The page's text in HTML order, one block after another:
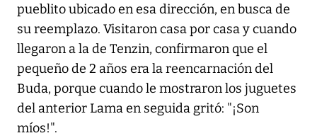
pueblito ubicado en esa dirección, en busca de
su reemplazo. Visitaron casa por casa y cuando
llegaron a la de Tenzin, confirmaron que el
pequeño de 2 años era la reencarnación del
Buda, porque cuando le mostraron los juguetes
del anterior Lama en seguida gritó: "¡Son
míos!".